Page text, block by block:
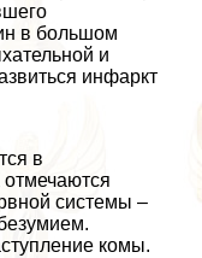
в большом
и
инфаркт
в
отмечаются
системы –
комы.